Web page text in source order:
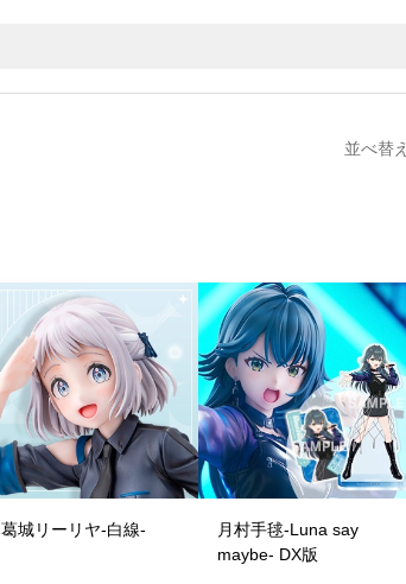
並べ替え
葛城リーリヤ-白線-
月村手毬-Luna say
maybe- DX版